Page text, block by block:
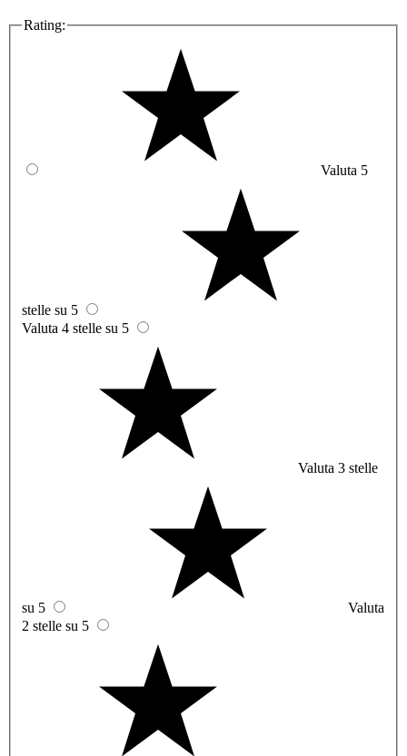
Rating:
Valuta 5
stelle su 5
Valuta 4 stelle su 5
Valuta 3 stelle
su 5
Valuta
2 stelle su 5